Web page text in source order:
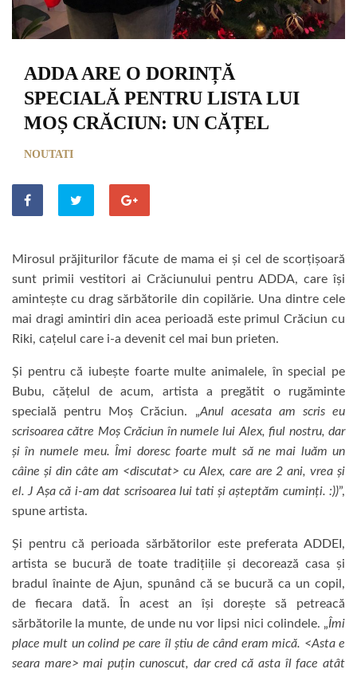
ADDA ARE O DORINȚĂ
SPECIALĂ PENTRU LISTA LUI
MOȘ CRĂCIUN: UN CĂȚEL
NOUTATI
Mirosul prăjiturilor făcute de mama ei și cel de scorțișoară
sunt primii vestitori ai Crăciunului pentru ADDA, care își
amintește cu drag sărbătorile din copilărie. Una dintre cele
mai dragi amintiri din acea perioadă este primul Crăciun cu
Riki, cațelul care i-a devenit cel mai bun prieten.
Și pentru că iubește foarte multe animalele, în special pe
Bubu, cățelul de acum, artista a pregătit o rugăminte
specială pentru Moș Crăciun. „Anul acesata am scris eu
scrisoarea către Moș Crăciun în numele lui Alex, fiul nostru, dar
și în numele meu. Îmi doresc foarte mult să ne mai luăm un
câine și din câte am <discutat> cu Alex, care are 2 ani, vreași
el.J Așa că i-am dat scrisoarea lui tati și așteptăm cuminți. :))”,
spune artista.
Și pentru că perioada sărbătorilor este preferata ADDEI,
artista se bucură de toate tradițiile și decorează casa și
bradul înainte de Ajun, spunând că se bucură ca un copil,
de fiecara dată. În acest an își dorește să petreacă
sărbătorile la munte, de unde nu vor lipsi nici colindele. „Îmi
place mult un colind pe care îl știu de când eram mică. <Asta e
seara mare> mai puțin cunoscut, dar cred că asta îl face atât